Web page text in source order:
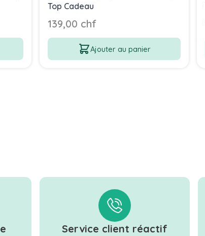
Top Cadeau
139,00 chf
Ajouter au panier
Service client réactif